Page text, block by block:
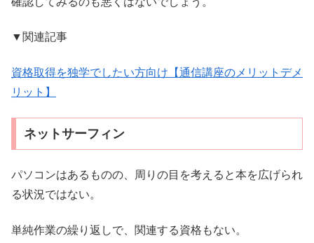
▼関連記事
資格取得を独学でしたい方向け【通信講座のメリットデメ
リット】
ネットサーフィン
パソコンはあるものの、周りの目を考えると本を広げられ
る状況ではない。
単純作業の繰り返しで、関連する資格もない。